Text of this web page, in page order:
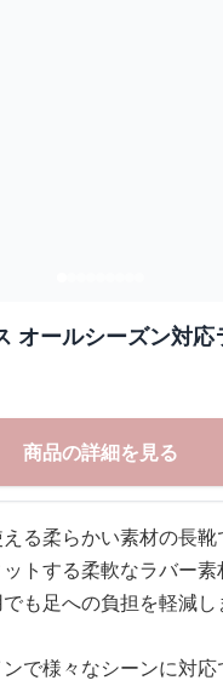
オールシーズン対応
商品の詳細を見る
る柔らかい素材の長靴
トする柔軟なラバー
も足への負担を軽減し
で様々なシーンに対